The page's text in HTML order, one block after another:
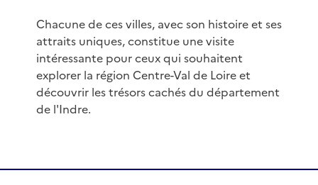
Chacune de ces villes, avec son histoire et ses
attraits uniques, constitue une visite
intéressante pour ceux qui souhaitent
explorer la région Centre-Val de Loire et
découvrir les trésors cachés du département
de l'Indre.